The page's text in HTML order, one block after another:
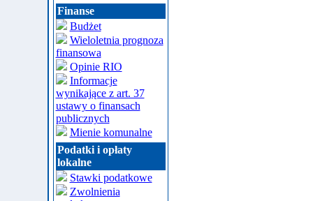
Finanse
Budżet
Wieloletnia prognoza
finansowa
Opinie RIO
Informacje
wynikające z art. 37
ustawy o finansach
publicznych
Mienie komunalne
Podatki i opłaty
lokalne
Stawki podatkowe
Zwolnienia